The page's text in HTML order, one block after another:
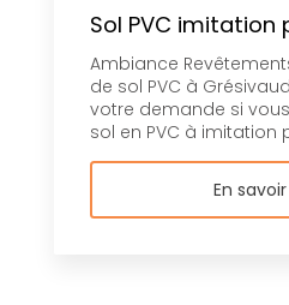
Sol PVC imitation
Ambiance
de sol PVC à
votre demande si
sol en PVC à imitation
En